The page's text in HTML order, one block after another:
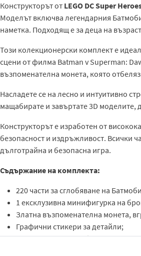
Конструкторът от LEGO DCSuper
Моделът включва легендарния
наметка. Подходящ е за деца на
Този колекционерски комплект е
сцени от филма Batman v Superman:
възпоменателна монета, която
Насладете се на лесно и интуитивно
мащабирате и завъртате 3D моделите,
Конструкторът е изработен от
безопасност и издръжливост. Всички
дълготрайна и безопасна игра.
Съдържание на комплекта:
220 части за сглобяване на
1 ексклузивна минифигурка на
Златна възпоменателна монета,
Графични стикери за детайли;
Инструкции за сглобяване с QR